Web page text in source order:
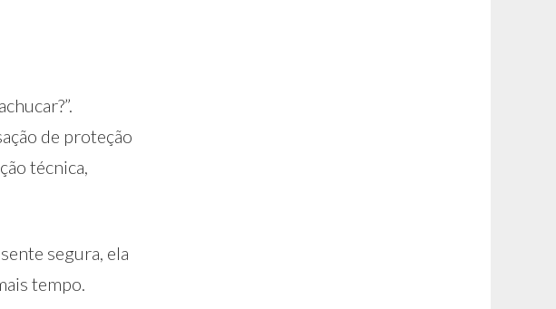
de proteção
técnica,
segura, ela
tempo.